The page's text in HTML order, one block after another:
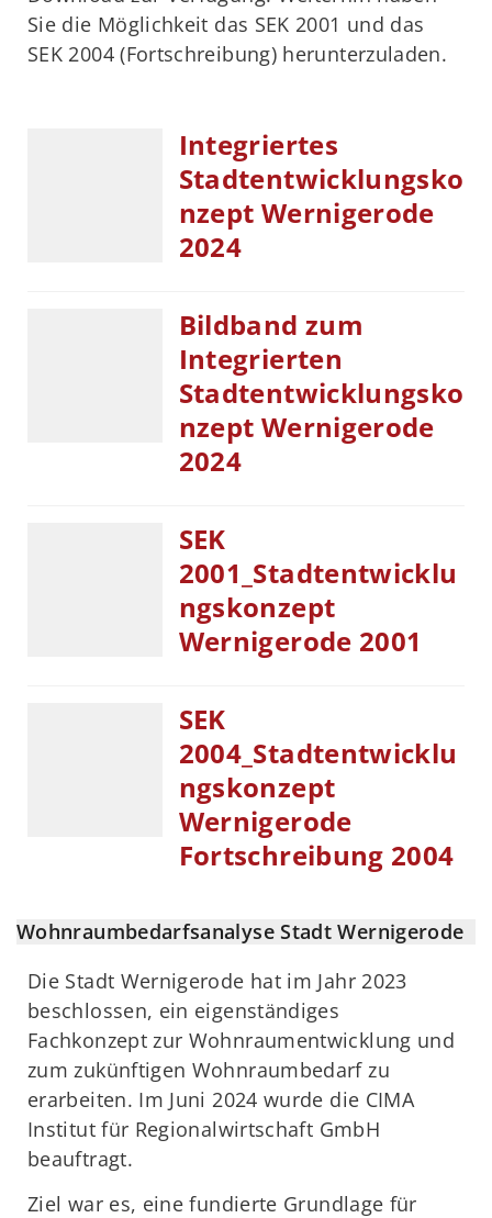
Sie die Möglichkeit das SEK 2001 und das
SEK 2004 (Fortschreibung) herunterzuladen.
Integriertes
Stadtentwicklungsko
nzept Wernigerode
2024
Bildband zum
Integrierten
Stadtentwicklungsko
nzept Wernigerode
2024
SEK
2001_Stadtentwicklu
ngskonzept
Wernigerode 2001
SEK
2004_Stadtentwicklu
ngskonzept
Wernigerode
Fortschreibung 2004
Wohnraumbedarfsanalyse Stadt Wernigerode
Die Stadt Wernigerode hat im Jahr 2023
beschlossen, ein eigenständiges
Fachkonzept zur Wohnraumentwicklung und
zum zukünftigen Wohnraumbedarf zu
erarbeiten. Im Juni 2024 wurde die CIMA
Institut für Regionalwirtschaft GmbH
beauftragt.
Ziel war es, eine fundierte Grundlage für